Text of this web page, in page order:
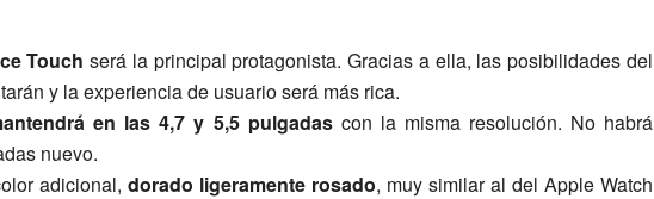
Touch será la principal protagonista. Gracias a ella, las posibilidades del
y la experiencia de usuario será más rica.
en las 4,7 y 5,5 pulgadascon la misma resolución. No habrá
nuevo.
adicional, dorado ligeramente rosado, muy similar al del Apple Watch